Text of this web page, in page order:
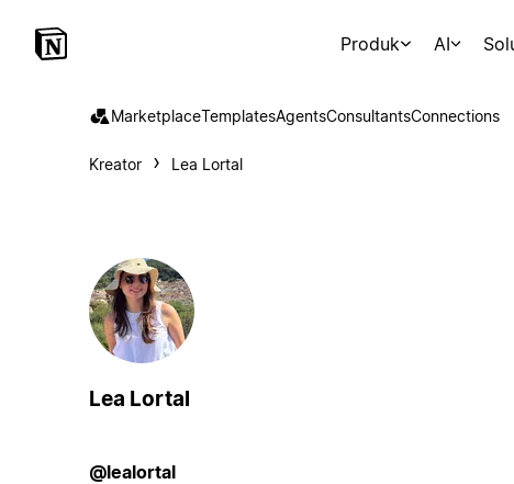
Produk AI
MarketplaceTemplatesAgentsConsultantsConnections
Kreator Lea Lortal
Lea Lortal
@lealortal